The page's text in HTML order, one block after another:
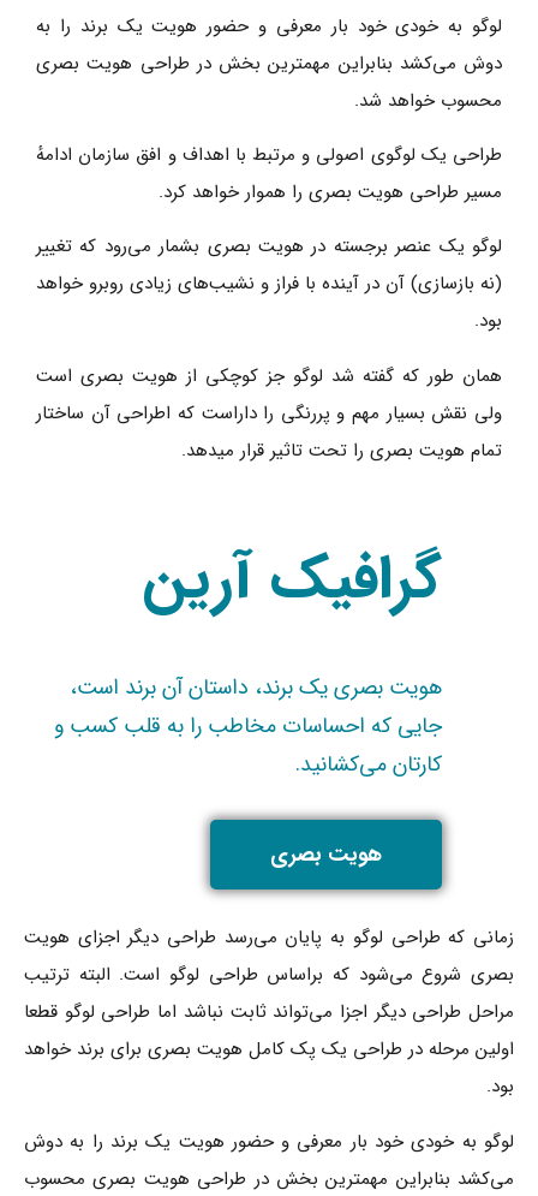
لوگو به خودی خود بار معرفی و حضور هویت یک برند را به
دوش می‌کشد بنابراین مهمترین بخش در طراحی هویت بصری
محسوب خواهد شد.
طراحی یک لوگوی اصولی و مرتبط با اهداف و افق سازمان ادامهٔ
مسیر طراحی هویت بصری را هموار خواهد کرد.
لوگو یک عنصر برجسته در هویت بصری بشمار می‌رود که تغییر
(نه بازسازی) آن در آینده با فراز و نشیب‌های زیادی روبرو خواهد
بود.
همان طور که گفته شد لوگو جز کوچکی از هویت بصری است
ولی نقش بسیار مهم و پررنگی را داراست که اطراحی آن ساختار
تمام هویت بصری را تحت تاثیر قرار میدهد.
گرافیک آرین
هویت بصری یک برند، داستان آن برند است،
جایی که احساسات مخاطب را به قلب کسب و
کارتان می‌کشانید.
هویت بصری
زمانی که طراحی لوگو به پایان می‌رسد طراحی دیگر اجزای هویت
بصری شروع می‌شود که براساس طراحی لوگو است. البته ترتیب
مراحل طراحی دیگر اجزا می‌تواند ثابت نباشد اما طراحی لوگو قطعا
اولین مرحله در طراحی یک پک کامل هویت بصری برای برند خواهد
بود.
لوگو به خودی خود بار معرفی و حضور هویت یک برند را به دوش
می‌کشد بنابراین مهمترین بخش در طراحی هویت بصری محسوب